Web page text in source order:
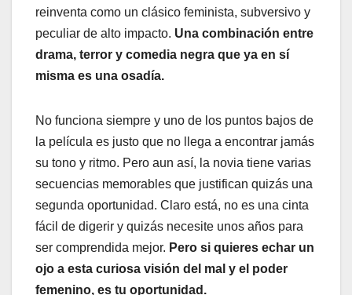
reinventa como un clásico feminista, subversivo y
peculiar de alto impacto. Una combinación entre
drama, terror y comedia negra que ya en sí
misma es una osadía.
No funciona siempre y uno de los puntos bajos de
la película es justo que no llega a encontrar jamás
su tono y ritmo. Pero aun así, la novia tiene varias
secuencias memorables que justifican quizás una
segunda oportunidad. Claro está, no es una cinta
fácil de digerir y quizás necesite unos años para
ser comprendida mejor. Pero si quieres echar un
ojo a esta curiosa visión del mal y el poder
femenino, es tu oportunidad.